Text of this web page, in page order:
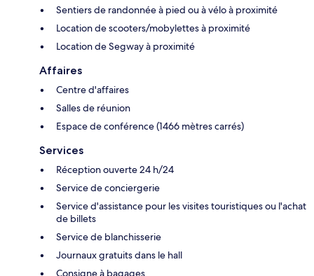
Sentiers de randonnée à pied ou à vélo à proximité
Location de scooters/mobylettes à proximité
Location de Segway à proximité
Affaires
Centre d'affaires
Salles de réunion
Espace de conférence (1466 mètres carrés)
Services
Réception ouverte 24 h/24
Service de conciergerie
Service d'assistance pour les visites touristiques ou l'achat
de billets
Service de blanchisserie
Journaux gratuits dans le hall
Consigne à bagages